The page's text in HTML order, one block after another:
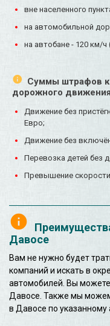
вне населенного
на автомобильной
на автобане - 120 км/
Суммы штрафов к
дорожного
Движение без
Евро;
Движение без
Перевозка детей без
Превышение скорости
Давосе
Вам не нужно будет
компаний и искать в
автомобилей. Вы
Давосе. Также мы
в Давосе по указанному